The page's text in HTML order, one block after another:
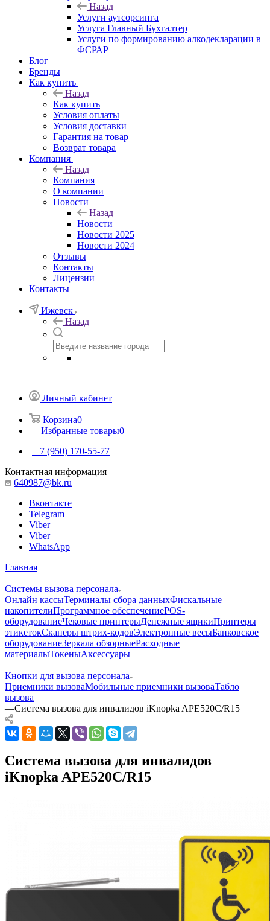
Назад
Услуги аутсорсинга
Услуга Главный Бухгалтер
Услуги по формированию алкодекларации в
ФСРАР
Блог
Бренды
Как купить
Назад
Как купить
Условия оплаты
Условия доставки
Гарантия на товар
Возврат товара
Компания
Назад
Компания
О компании
Новости
Назад
Новости
Новости 2025
Новости 2024
Отзывы
Контакты
Лицензии
Контакты
Ижевск
Назад
Личный кабинет
Корзина0
Избранные товары0
+7 (950) 170-55-77
Контактная информация
640987@bk.ru
Вконтакте
Telegram
Viber
Viber
WhatsApp
Главная
—
Системы вызова персонала
Онлайн кассыТерминалы сбора данныхФискальные
накопителиПрограммное обеспечениеPOS-
оборудованиеЧековые принтерыДенежные ящикиПринтеры
этикетокСканеры штрих-кодовЭлектронные весыБанковское
оборудованиеЗеркала обзорныеРасходные
материалыТокеныАксессуары
—
Кнопки для вызова персонала
Приемники вызоваМобильные приемники вызоваТабло
вызова
—Система вызова для инвалидов iKnopka APE520C/R15
Система вызова для инвалидов
iKnopka APE520C/R15